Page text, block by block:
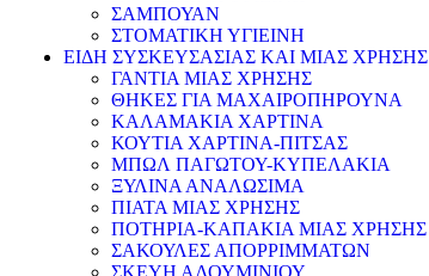
ΣΑΜΠΟΥΑΝ
ΣΤΟΜΑΤΙΚΗ ΥΓΙΕΙΝΗ
ΕΙΔΗ ΣΥΣΚΕΥΣΑΣΙΑΣ ΚΑΙ ΜΙΑΣ ΧΡΗΣΗΣ
ΓΑΝΤΙΑ ΜΙΑΣ ΧΡΗΣΗΣ
ΘΗΚΕΣ ΓΙΑ ΜΑΧΑΙΡΟΠΗΡΟΥΝΑ
ΚΑΛΑΜΑΚΙΑ ΧΑΡΤΙΝΑ
ΚΟΥΤΙΑ ΧΑΡΤΙΝΑ-ΠΙΤΣΑΣ
ΜΠΩΛ ΠΑΓΩΤΟΥ-ΚΥΠΕΛΑΚΙΑ
ΞΥΛΙΝΑ ΑΝΑΛΩΣΙΜΑ
ΠΙΑΤΑ ΜΙΑΣ ΧΡΗΣΗΣ
ΠΟΤΗΡΙΑ-ΚΑΠΑΚΙΑ ΜΙΑΣ ΧΡΗΣΗΣ
ΣΑΚΟΥΛΕΣ ΑΠΟΡΡΙΜΜΑΤΩΝ